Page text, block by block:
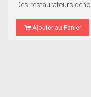
Des restaurateurs
Ajouter au Panier